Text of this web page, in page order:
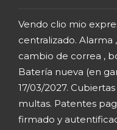
Vendo clio mio
centralizado. Alarma
cambio de correa ,
Batería nueva (en
17/03/2027.
multas. Patentes
firmado y